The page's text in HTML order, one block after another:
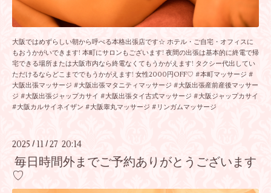
大阪ではめずらしい朝から呼べる本格出張店です☆ ホテル・ご自宅・オフィスに
もおうかがいできます! 本町にサロンもございます! 夜間の出張は基本的に終電で帰
宅できる場所または大阪市内なら終電なくてもうかがえます! タクシー代出してい
ただけるならどこまででもうかがえます! 女性2000円OFF♡ #本町マッサージ #
大阪出張マッサージ #大阪出張マタニティマッサージ #大阪出張産前産後マッサー
ジ #大阪出張ジャップカサイ #大阪出張タイ古式マッサージ #大阪ジャップカサイ
#大阪カルサイネイザン #大阪睾丸マッサージ #リンガムマッサージ
2025 / 11 /27 20:14
毎日時間外までご予約ありがとうございます
♡